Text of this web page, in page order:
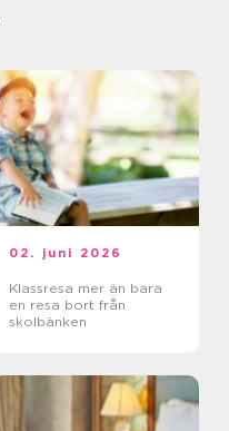
02. juni 2026
Klassresa mer än bara
en resa bort från
skolbänken